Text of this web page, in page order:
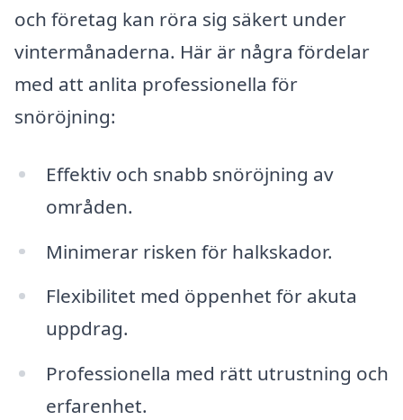
och företag kan röra sig säkert under
vintermånaderna. Här är några fördelar
med att anlita professionella för
snöröjning:
Effektiv och snabb snöröjning av
områden.
Minimerar risken för halkskador.
Flexibilitet med öppenhet för akuta
uppdrag.
Professionella med rätt utrustning och
erfarenhet.